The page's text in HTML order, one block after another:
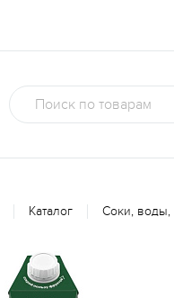
Каталог Соки, воды,